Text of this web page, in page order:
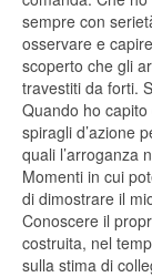
sempre con
osservare e
scoperto che gli
travestiti da forti.
Quando ho
spiragli d’azione
quali l’arroganza
Momenti in cui
di dimostrare il
Conoscere il
costruita, nel
sulla stima di